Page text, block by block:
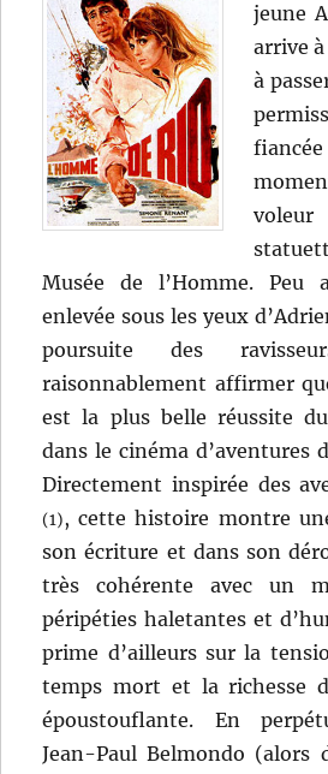
jeune
arrive
à
Musée de l’Homme. Peu
enlevée sous les yeux
poursuite des
raisonnablement affirmer
est la plus belle réussite
dans le cinéma d’aventures
Directement inspirée des
(1), cette histoire montre
son écriture et dans son
très cohérente avec un
péripéties haletantes et
prime d’ailleurs sur la
temps mort et la richesse
époustouflante. En
Jean-Paul Belmondo (alors